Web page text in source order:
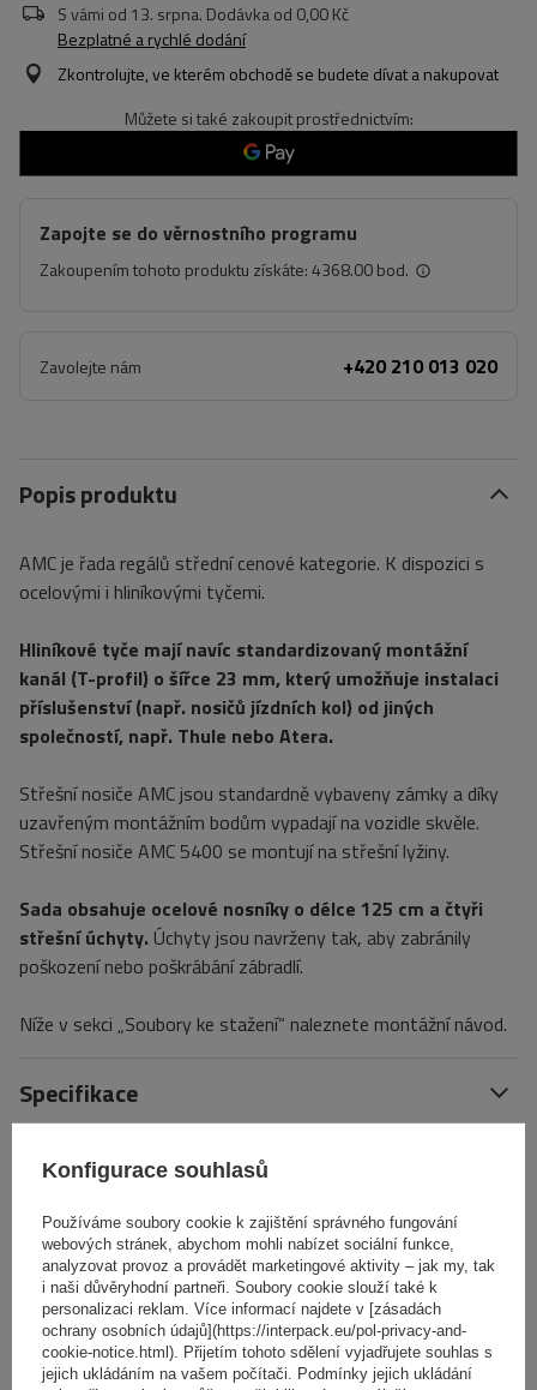
S vámi od 13. srpna. Dodávka od 0,00 Kč
Bezplatné a rychlé dodání
Zkontrolujte, ve kterém obchodě se budete dívat a nakupovat
Můžete si také zakoupit prostřednictvím:
Zapojte se do věrnostního programu
Zakoupením tohoto produktu získáte:4368.00 bod.
Zavolejte nám +420 210 013 020
Popis produktu
AMC je řada regálů střední cenové kategorie. K dispozici s
ocelovými i hliníkovými tyčemi.
Hliníkové tyče mají navíc standardizovaný montážní
kanál (T-profil) o šířce 23 mm, který umožňuje instalaci
příslušenství (např. nosičů jízdních kol) od jiných
společností, např. Thule nebo Atera.
Střešní nosiče AMC jsou standardně vybaveny zámky a díky
uzavřeným montážním bodům vypadají na vozidle skvěle.
Střešní nosiče AMC 5400 se montují na střešní lyžiny.
Sada obsahuje ocelové nosníky o délce 125 cm a čtyři
střešní úchyty. Úchyty jsou navrženy tak, aby zabránily
poškození nebo poškrábání zábradlí.
Níže v sekci „Soubory ke stažení“ naleznete montážní návod.
Specifikace
Výrobek je vhodný pro automobily
Dodávka
Položit otázku
Recenze(0)
Konfigurace souhlasů
Používáme soubory cookie k zajištění správného fungování
webových stránek, abychom mohli nabízet sociální funkce,
analyzovat provoz a provádět marketingové aktivity – jak my, tak
i naši důvěryhodní partneři. Soubory cookie slouží také k
personalizaci reklam. Více informací najdete v [zásadách
ochrany osobních údajů](https://interpack.eu/pol-privacy-and-
cookie-notice.html). Přijetím tohoto sdělení vyjadřujete souhlas s
jejich ukládáním na vašem počítači. Podmínky jejich ukládání